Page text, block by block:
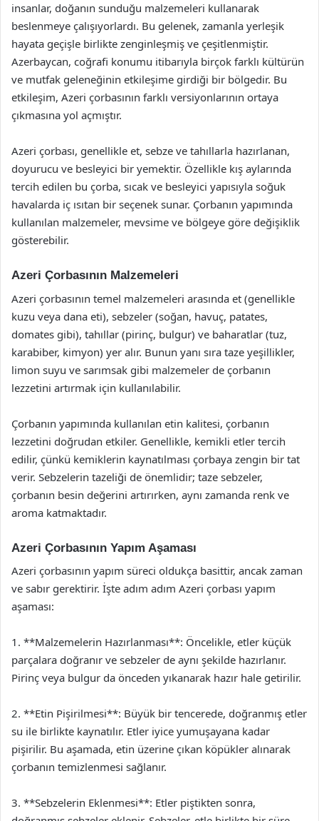
insanlar, doğanın sunduğu malzemeleri kullanarak
beslenmeye çalışıyorlardı. Bu gelenek, zamanla yerleşik
hayata geçişle birlikte zenginleşmiş ve çeşitlenmiştir.
Azerbaycan, coğrafi konumu itibarıyla birçok farklı kültürün
ve mutfak geleneğinin etkileşime girdiği bir bölgedir. Bu
etkileşim, Azeri çorbasının farklı versiyonlarının ortaya
çıkmasına yol açmıştır.
Azeri çorbası, genellikle et, sebze ve tahıllarla hazırlanan,
doyurucu ve besleyici bir yemektir. Özellikle kış aylarında
tercih edilen bu çorba, sıcak ve besleyici yapısıyla soğuk
havalarda iç ısıtan bir seçenek sunar. Çorbanın yapımında
kullanılan malzemeler, mevsime ve bölgeye göre değişiklik
gösterebilir.
Azeri Çorbasının Malzemeleri
Azeri çorbasının temel malzemeleri arasında et (genellikle
kuzu veya dana eti), sebzeler (soğan, havuç, patates,
domates gibi), tahıllar (pirinç, bulgur) ve baharatlar (tuz,
karabiber, kimyon) yer alır. Bunun yanı sıra taze yeşillikler,
limon suyu ve sarımsak gibi malzemeler de çorbanın
lezzetini artırmak için kullanılabilir.
Çorbanın yapımında kullanılan etin kalitesi, çorbanın
lezzetini doğrudan etkiler. Genellikle, kemikli etler tercih
edilir, çünkü kemiklerin kaynatılması çorbaya zengin bir tat
verir. Sebzelerin tazeliği de önemlidir; taze sebzeler,
çorbanın besin değerini artırırken, aynı zamanda renk ve
aroma katmaktadır.
Azeri Çorbasının Yapım Aşaması
Azeri çorbasının yapım süreci oldukça basittir, ancak zaman
ve sabır gerektirir. İşte adım adım Azeri çorbası yapım
aşaması:
1. **Malzemelerin Hazırlanması**: Öncelikle, etler küçük
parçalara doğranır ve sebzeler de aynı şekilde hazırlanır.
Pirinç veya bulgur da önceden yıkanarak hazır hale getirilir.
2. **Etin Pişirilmesi**: Büyük bir tencerede, doğranmış etler
su ile birlikte kaynatılır. Etler iyice yumuşayana kadar
pişirilir. Bu aşamada, etin üzerine çıkan köpükler alınarak
çorbanın temizlenmesi sağlanır.
3. **Sebzelerin Eklenmesi**: Etler piştikten sonra,